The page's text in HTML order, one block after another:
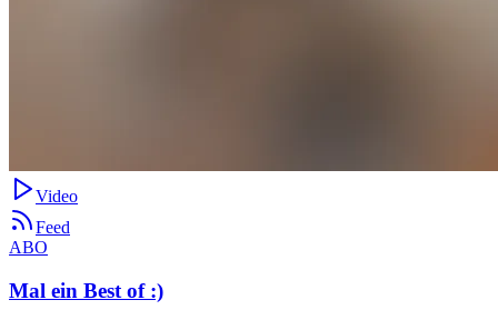
Video
Feed
ABO
Mal ein Best of :)